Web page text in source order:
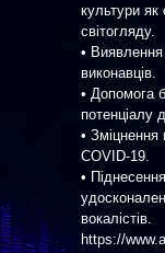
культури
світогляду.
•
виконавців.
• Допомога
потенціалу
• Зміцнення
COVID-19.
•
вокалістів.
https://